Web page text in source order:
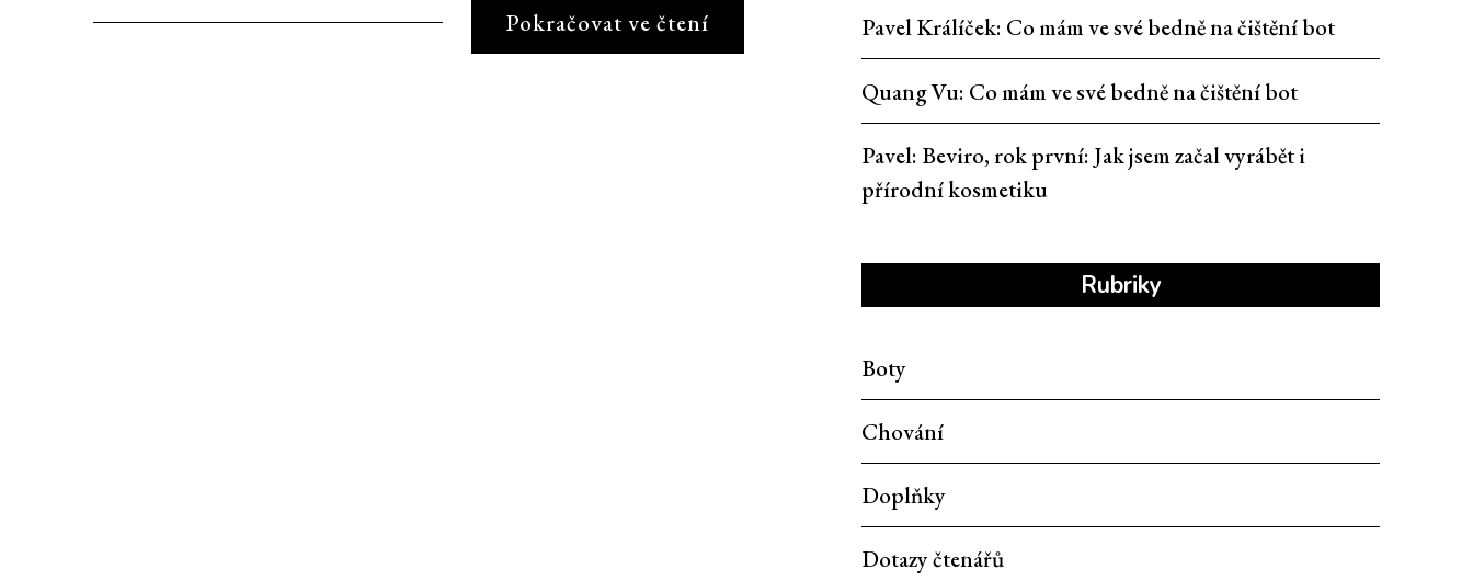
Pokračovat ve čtení Pavel Králíček: Co mám ve své bedně na čištění bot
Quang Vu: Co mám ve své bedně na čištění bot
Pavel: Beviro, rok první: Jak jsem začal vyrábět i
přírodní kosmetiku
Rubriky
Boty
Chování
Doplňky
Dotazy čtenářů